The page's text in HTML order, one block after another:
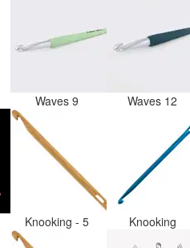
Waves 9 Waves 12
Knooking - 5 Knooking